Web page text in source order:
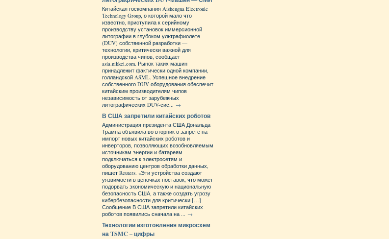
Китайская госкомпания Aishengna Electronic
Technology Group, о которой мало что
известно, приступила к серийному
производству установок иммерсионной
литографии в глубоком ультрафиолете
(DUV) собственной разработки —
технологии, критически важной для
производства чипов, сообщает
asia.nikkei.com. Рынок таких машин
принадлежит фактически одной компании,
голландской ASML. Успешное внедрение
собственного DUV-оборудования обеспечит
китайским производителям чипов
независимость от зарубежных
литографических DUV-сис... →
В США запретили китайских роботов
Администрация президента США Дональда
Трампа объявила во вторник о запрете на
импорт новых китайских роботов и
инверторов, позволяющих возобновляемым
источникам энергии и батареям
подключаться к электросетям и
оборудованию центров обработки данных,
пишет Reuters. «Эти устройства создают
уязвимости в цепочках поставок, что может
подорвать экономическую и национальную
безопасность США, а также создать угрозу
кибербезопасности для критически […]
Сообщение В США запретили китайских
роботов появились сначала на ... →
Технологии изготовления микросхем
на TSMC – цифры